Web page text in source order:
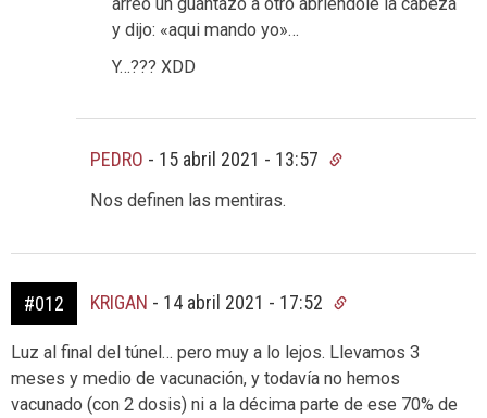
y dijo: «aqui mando yo»…
Y…??? XDD
PEDRO - 15 abril 2021 - 13:57
Nos definen las mentiras.
#012 KRIGAN - 14 abril 2021 - 17:52
Luz al final del túnel… pero muy a lo lejos. Llevamos 3
meses y medio de vacunación, y todavía no hemos
vacunado (con 2 dosis) ni a la décima parte de ese 70% de